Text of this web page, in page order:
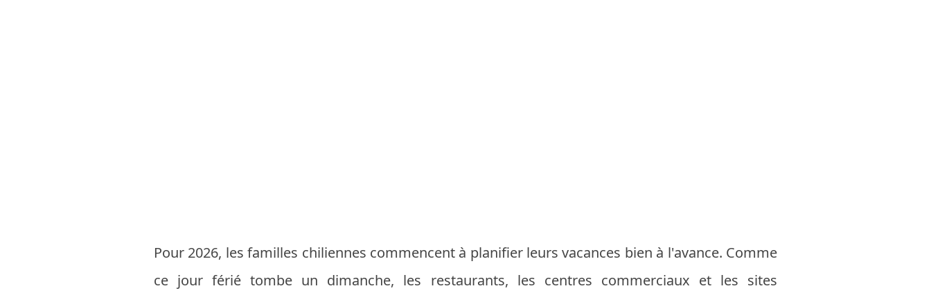
Pour 2026, les familles chiliennes commencent à planifier leurs vacances bien à l'avance. Comme
ce jour férié tombe un dimanche, les restaurants, les centres commerciaux et les sites